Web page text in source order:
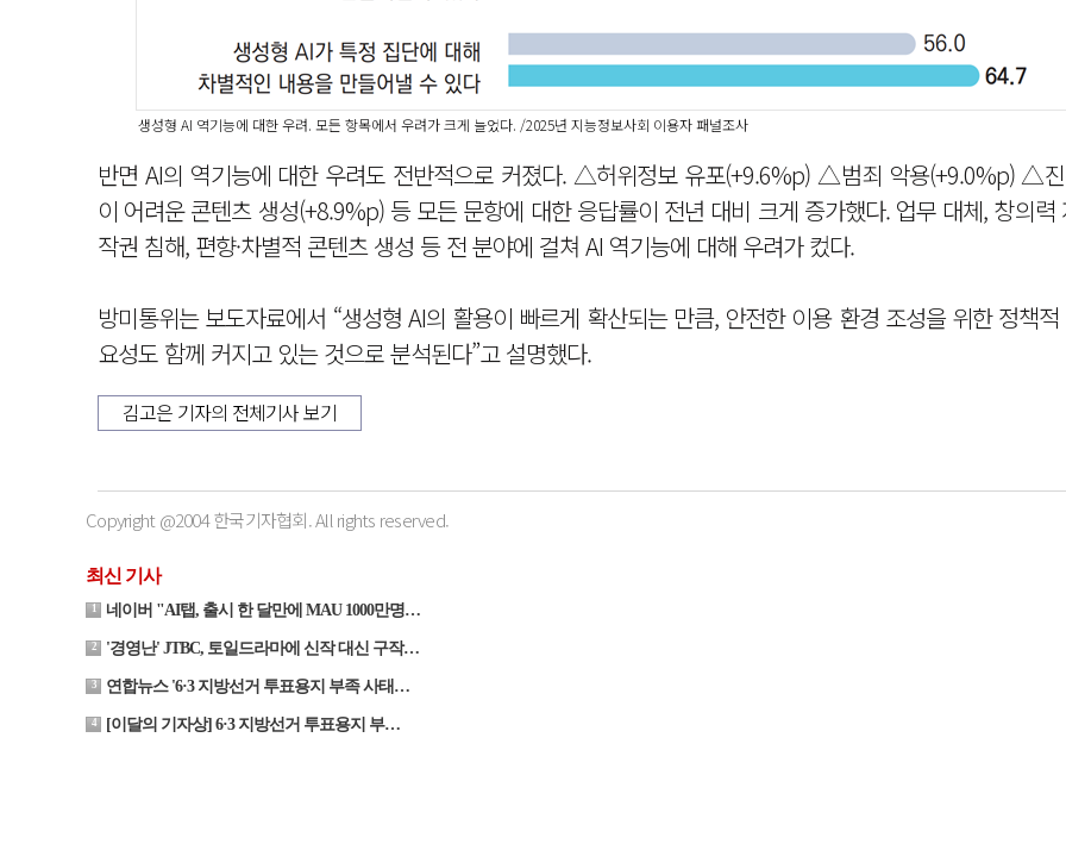
생성형 AI 역기능에 대한 우려. 모든 항목에서 우려가 크게 늘었다. /2025년 지능정보사회 이용자 패널조사
반면 AI의 역기능에 대한 우려도 전반적으로 커졌다. △허위정보 유포(+9.6%p) △범죄 악용(+9.0%p) △
이 어려운 콘텐츠 생성(+8.9%p) 등 모든 문항에 대한 응답률이 전년 대비 크게 증가했다. 업무 대체, 창의력
작권 침해, 편향·차별적 콘텐츠 생성 등 전 분야에 걸쳐 AI 역기능에 대해 우려가 컸다.
방미통위는 보도자료에서 “생성형 AI의 활용이 빠르게 확산되는 만큼, 안전한 이용 환경 조성을 위한 정책
요성도 함께 커지고 있는 것으로 분석된다”고 설명했다.
김고은 기자의 전체기사 보기
Copyright @2004 한국기자협회. All rights reserved.